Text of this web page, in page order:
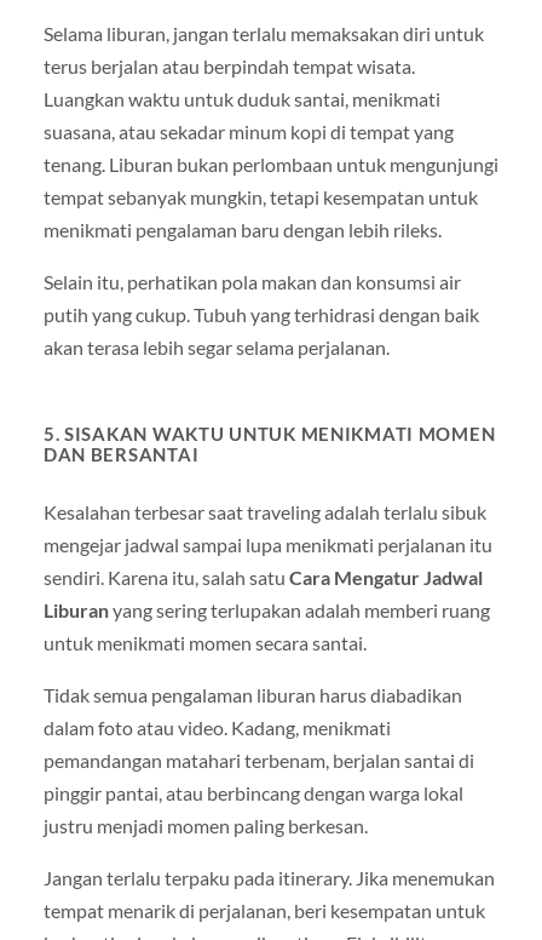
Selama liburan, jangan terlalu memaksakan diri untuk
terus berjalan atau berpindah tempat wisata.
Luangkan waktu untuk duduk santai, menikmati
suasana, atau sekadar minum kopi di tempat yang
tenang. Liburan bukan perlombaan untuk mengunjungi
tempat sebanyak mungkin, tetapi kesempatan untuk
menikmati pengalaman baru dengan lebih rileks.
Selain itu, perhatikan pola makan dan konsumsi air
putih yang cukup. Tubuh yang terhidrasi dengan baik
akan terasa lebih segar selama perjalanan.
5. SISAKAN WAKTU UNTUK MENIKMATI MOMEN
DAN BERSANTAI
Kesalahan terbesar saat traveling adalah terlalu sibuk
mengejar jadwal sampai lupa menikmati perjalanan itu
sendiri. Karena itu, salah satu Cara Mengatur Jadwal
Liburanyang sering terlupakan adalah memberi ruang
untuk menikmati momen secara santai.
Tidak semua pengalaman liburan harus diabadikan
dalam foto atau video. Kadang, menikmati
pemandangan matahari terbenam, berjalan santai di
pinggir pantai, atau berbincang dengan warga lokal
justru menjadi momen paling berkesan.
Jangan terlalu terpaku pada itinerary. Jika menemukan
tempat menarik di perjalanan, beri kesempatan untuk